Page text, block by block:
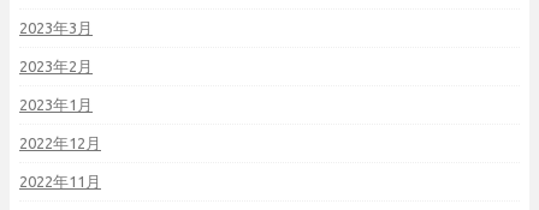
2023年3月
2023年2月
2023年1月
2022年12月
2022年11月